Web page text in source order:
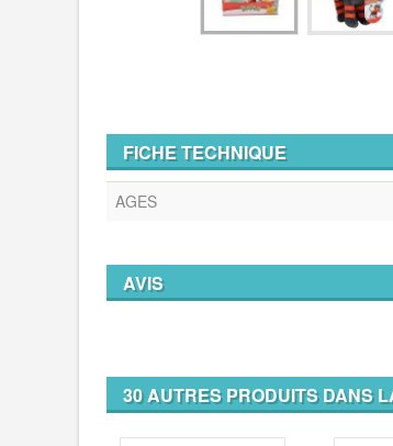
FICHE TECHNIQUE
AGES
AVIS
30 AUTRES PRODUITS DANS